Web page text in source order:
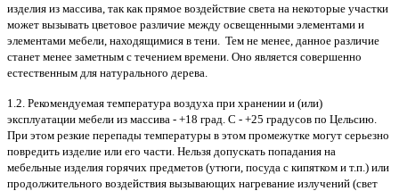
изделия из массива, так как прямое воздействие света на некоторые участки
может вызывать цветовое различие между освещенными элементами и
элементами мебели, находящимися в тени. Тем не менее, данное различие
станет менее заметным с течением времени. Оно является совершенно
естественным для натурального дерева.
1.2. Рекомендуемая температура воздуха при хранении и (или)
эксплуатации мебели из массива - +18 град. С - +25 градусов по Цельсию.
При этом резкие перепады температуры в этом промежутке могут серьезно
повредить изделие или его части. Нельзя допускать попадания на
мебельные изделия горячих предметов (утюги, посуда с кипятком и т.п.) или
продолжительного воздействия вызывающих нагревание излучений (свет